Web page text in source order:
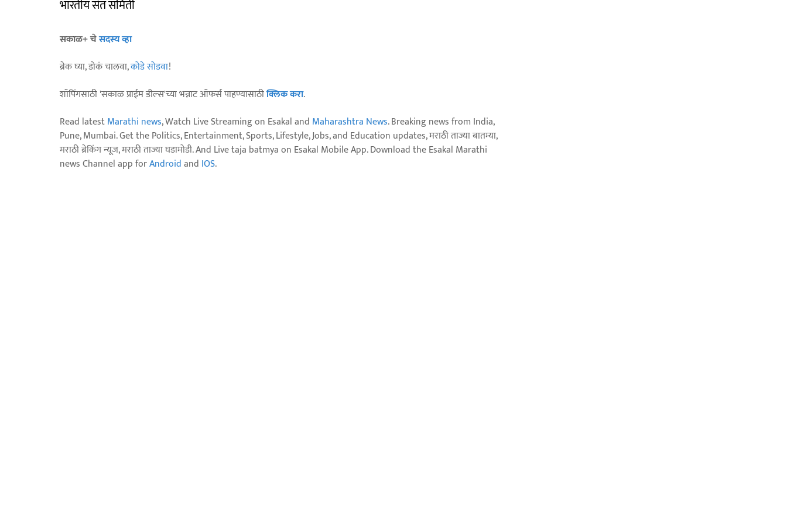
भारतीय संत समिती
सकाळ+ चेसदस्य व्हा
ब्रेक घ्या, डोकं चालवा,कोडे सोडवा!
शॉपिंगसाठी 'सकाळ प्राईम डील्स'च्या भन्नाट ऑफर्स पाहण्यासाठीक्लिक करा.
Read latestMarathi news, Watch Live Streaming on Esakal and Maharashtra News. Breaking news from India,
Pune, Mumbai. Get the Politics, Entertainment, Sports, Lifestyle, Jobs, and Education updates, मराठी ताज्या बातम्या,
मराठी ब्रेकिंग न्यूज, मराठी ताज्या घडामोडी. And Live taja batmya on Esakal Mobile App. Download the Esakal Marathi
news Channel app forAndroidand IOS.